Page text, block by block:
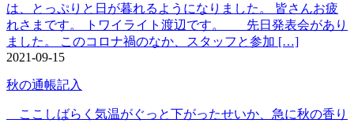
は、とっぷりと日が暮れるようになりました。 皆さんお疲
れさまです。 トワイライト渡辺です。 先日発表会があり
ました。 このコロナ禍のなか、スタッフと参加 […]
2021-09-15
秋の通帳記入
ここしばらく気温がぐっと下がったせいか、急に秋の香り